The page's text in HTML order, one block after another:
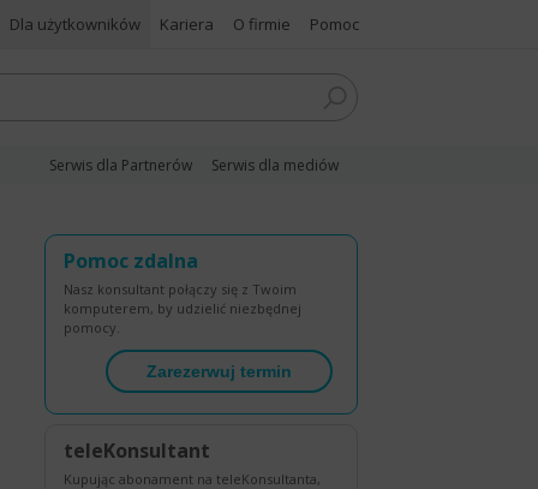
Dla użytkowników Kariera O firmie Pomoc
Serwis dla Partnerów Serwis dla mediów
Pomoc zdalna
Nasz konsultant połączy się z Twoim
komputerem, by udzielić niezbędnej
pomocy.
Zarezerwuj termin
teleKonsultant
Kupując abonament na teleKonsultanta,